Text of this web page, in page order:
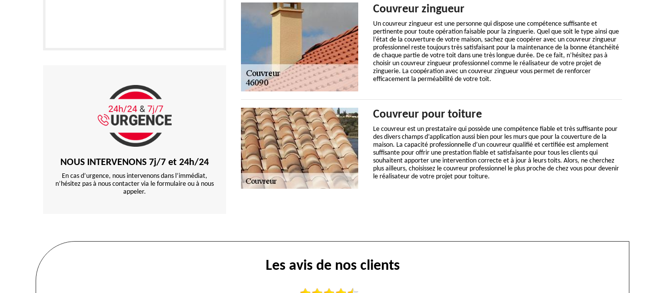
NOUS INTERVENONS 7j/7 et 24h/24
En cas d’urgence, nous intervenons dans l’immédiat,
n’hésitez pas à nous contacter via le formulaire ou à nous
appeler.
Couvreur zingueur
Un couvreur zingueur est une personne qui dispose une compétence suffisante et
pertinente pour toute opération faisable pour la zinguerie. Quel que soit le type ainsi que
l’état de la couverture de votre maison, sachez que coopérer avec un couvreur zingueur
professionnel reste toujours très satisfaisant pour la maintenance de la bonne étanchéité
de chaque partie de votre toit dans une très longue durée. De ce fait, n’hésitez pas à
choisir un couvreur zingueur professionnel comme le réalisateur de votre projet de
zinguerie. La coopération avec un couvreur zingueur vous permet de renforcer
efficacement la perméabilité de votre toit.
Couvreur pour toiture
Le couvreur est un prestataire qui possède une compétence fiable et très suffisante pour
des divers champs d’application aussi bien pour les murs que pour la couverture de la
maison. La capacité professionnelle d’un couvreur qualifié et certifiée est amplement
suffisante pour offrir une prestation fiable et satisfaisante pour tous les clients qui
souhaitent apporter une intervention correcte et à jour à leurs toits. Alors, ne cherchez
plus ailleurs, choisissez le couvreur professionnel le plus proche de chez vous pour devenir
le réalisateur de votre projet pour toiture.
Les avis de nos clients